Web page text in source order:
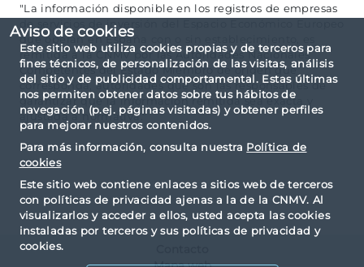
Aviso de cookies
Este sitio web utiliza cookies propias y de terceros para
fines técnicos, de personalización de las visitas, análisis
del sitio y de publicidad comportamental. Estas últimas
nos permiten obtener datos sobre tus hábitos de
navegación (p.ej. páginas visitadas) y obtener perfiles
para mejorar nuestros contenidos.
Para más información, consulta nuestra Política de
cookies
Este sitio web contiene enlaces a sitios web de terceros
con políticas de privacidad ajenas a la de la CNMV. Al
visualizarlos y acceder a ellos, usted acepta las cookies
instaladas por terceros y sus políticas de privacidad y
cookies.
"La información disponible en los registros de empresas
de servicios de inversión del Espacio Económico Europeo
que operan en España con o sin establecimiento, es
remitida a la CNMV por las Autoridades Nacionales
Competentes del Estado Miembro de origen que
corresponda, autoridades que son las responsables de
garantizar que la información remitida sea exacta y
ajustada a normativa."